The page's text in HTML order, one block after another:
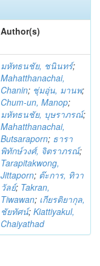
Author(s)
มหัทธนชัย, ชนินทร์;
Mahatthanachai,
Chanin; ชุ่มอุ่น, มานพ;
Chum-un, Manop;
มหัทธนชัย, บุษราภรณ์;
Mahatthanachai,
Butsaraporn; ธารา
พิทักษ์วงศ์, จิตราภรณ์;
Tarapitakwong,
Jittaporn; ต๊ะการ, ทิวา
วัลย์; Takran,
Tiwawan; เกียรติยากุล,
ชัยทัศน์; Kiattiyakul,
Chaiyathad